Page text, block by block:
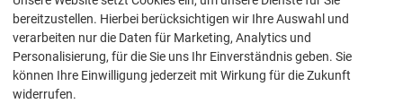
Fahrzeugnr.
Geparkte Fahrzeuge (0)
bereitzustellen. Hierbei berücksichtigen wir Ihre Auswahl und
verarbeiten nur die Daten für Marketing, Analytics und
Personalisierung, für die Sie uns Ihr Einverständnis geben. Sie
können Ihre Einwilligung jederzeit mit Wirkung für die Zukunft
widerrufen.